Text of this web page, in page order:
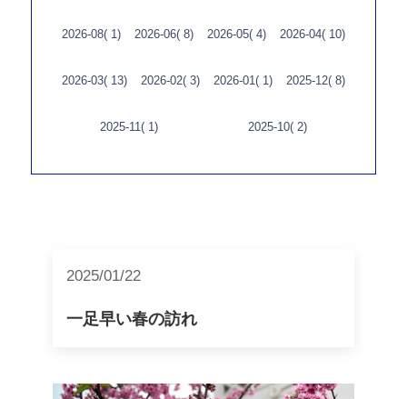
2026-08( 1) 2026-06( 8) 2026-05( 4) 2026-04( 10)
2026-03( 13) 2026-02( 3) 2026-01( 1) 2025-12( 8)
2025-11( 1) 2025-10( 2)
2025/01/22
一足早い春の訪れ